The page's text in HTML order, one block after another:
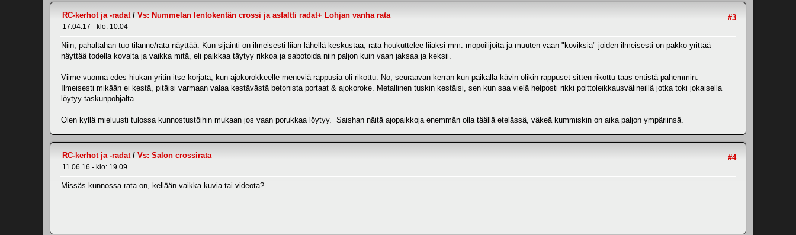
#3
RC-kerhot ja -radat/ Vs: Nummelan lentokentän crossi ja asfaltti radat+ Lohjan vanha rata
17.04.17 - klo: 10.04
Niin, pahaltahan tuo tilanne/rata näyttää. Kun sijainti on ilmeisesti liian lähellä keskustaa, rata houkuttelee liiaksi mm. mopoilijoita ja muuten vaan "koviksia" joiden ilmeisesti on pakko yrittää
näyttää todella kovalta ja vaikka mitä, eli paikkaa täytyy rikkoa ja sabotoida niin paljon kuin vaan jaksaa ja keksii.
Viime vuonna edes hiukan yritin itse korjata, kun ajokorokkeelle meneviä rappusia oli rikottu. No, seuraavan kerran kun paikalla kävin olikin rappuset sitten rikottu taas entistä pahemmin.
Ilmeisesti mikään ei kestä, pitäisi varmaan valaa kestävästä betonista portaat & ajokoroke. Metallinen tuskin kestäisi, sen kun saa vielä helposti rikki polttoleikkausvälineillä jotka toki jokaisella
löytyy taskunpohjalta...
Olen kyllä mieluusti tulossa kunnostustöihin mukaan jos vaan porukkaa löytyy. Saishan näitä ajopaikkoja enemmän olla täällä etelässä, väkeä kummiskin on aika paljon ympäriinsä.
#4
RC-kerhot ja -radat/ Vs: Salon crossirata
11.06.16 - klo: 19.09
Missäs kunnossa rata on, kellään vaikka kuvia tai videota?